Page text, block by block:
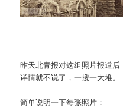
昨天北青报对这组照片报道后
详情就不说了，一搜一大堆。
简单说明一下每张照片：